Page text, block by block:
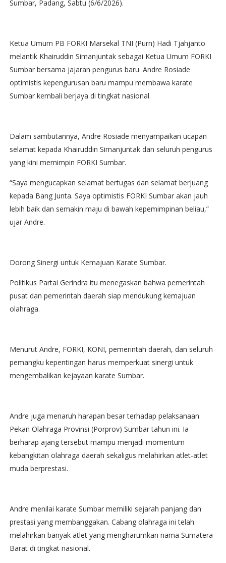
Sumbar, Padang, Sabtu (6/6/2026).
Ketua Umum PB FORKI Marsekal TNI (Purn) Hadi Tjahjanto
melantik Khairuddin Simanjuntak sebagai Ketua Umum FORKI
Sumbar bersama jajaran pengurus baru. Andre Rosiade
optimistis kepengurusan baru mampu membawa karate
Sumbar kembali berjaya di tingkat nasional.
Dalam sambutannya, Andre Rosiade menyampaikan ucapan
selamat kepada Khairuddin Simanjuntak dan seluruh pengurus
yang kini memimpin FORKI Sumbar.
“Saya mengucapkan selamat bertugas dan selamat berjuang
kepada Bang Junta. Saya optimistis FORKI Sumbar akan jauh
lebih baik dan semakin maju di bawah kepemimpinan beliau,”
ujar Andre.
Dorong Sinergi untuk Kemajuan Karate Sumbar.
Politikus Partai Gerindra itu menegaskan bahwa pemerintah
pusat dan pemerintah daerah siap mendukung kemajuan
olahraga.
Menurut Andre, FORKI, KONI, pemerintah daerah, dan seluruh
pemangku kepentingan harus memperkuat sinergi untuk
mengembalikan kejayaan karate Sumbar.
Andre juga menaruh harapan besar terhadap pelaksanaan
Pekan Olahraga Provinsi (Porprov) Sumbar tahun ini. Ia
berharap ajang tersebut mampu menjadi momentum
kebangkitan olahraga daerah sekaligus melahirkan atlet-atlet
muda berprestasi.
Andre menilai karate Sumbar memiliki sejarah panjang dan
prestasi yang membanggakan. Cabang olahraga ini telah
melahirkan banyak atlet yang mengharumkan nama Sumatera
Barat di tingkat nasional.